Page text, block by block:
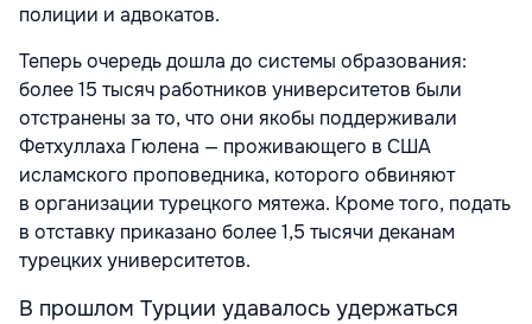
полиции и адвокатов.
Теперь очередь дошла до системы образования:
более 15 тысяч работников университетов были
отстранены за то, что они якобы поддерживали
Фетхуллаха Гюлена — проживающего в США
исламского проповедника, которого обвиняют
в организации турецкого мятежа. Кроме того, подать
в отставку приказано более 1,5 тысячи деканам
турецких университетов.
В прошлом Турции удавалось удержаться